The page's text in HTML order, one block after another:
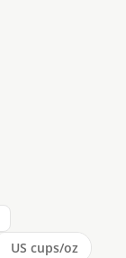
US cups/oz